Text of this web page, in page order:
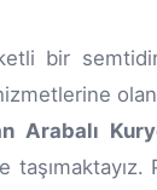
bir
Arabalı